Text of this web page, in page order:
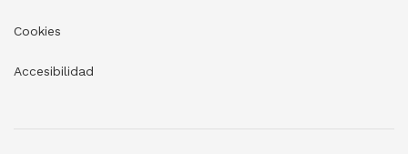
Cookies
Accesibilidad